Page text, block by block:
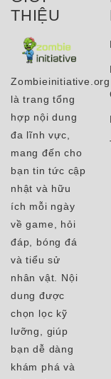
THIỆU
Zombieinitiative.org
là trang tổng
hợp nội dung
đa lĩnh vực,
mang đến cho
bạn tin tức cập
nhật và hữu
ích mỗi ngày
về game, hỏi
đáp, bóng đá
và tiểu sử
nhân vật. Nội
dung được
chọn lọc kỹ
lưỡng, giúp
bạn dễ dàng
khám phá và